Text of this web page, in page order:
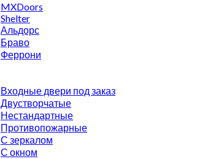
MXDoors
Shelter
Альдорс
Браво
Феррони
Входные двери под заказ
Двустворчатые
Нестандартные
Противопожарные
С зеркалом
С окном